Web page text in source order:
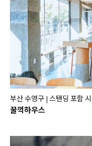
부산 수영구 | 스탠딩 포함
꿀꺽하우스